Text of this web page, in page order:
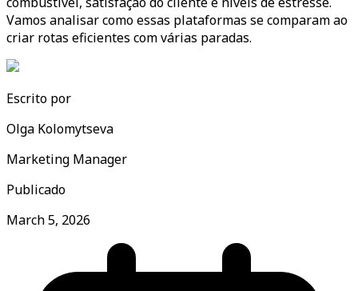
Vamos analisar como essas plataformas se comparam ao
criar rotas eficientes com várias paradas.
Escrito por
Olga Kolomytseva
Marketing Manager
Publicado
March 5, 2026